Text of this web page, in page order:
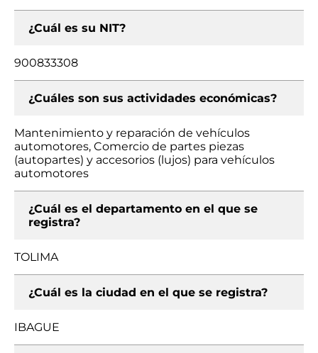
¿Cuál es su NIT?
900833308
¿Cuáles son sus actividades económicas?
Mantenimiento y reparación de vehículos
automotores, Comercio de partes piezas
(autopartes) y accesorios (lujos) para vehículos
automotores
¿Cuál es el departamento en el que se
registra?
TOLIMA
¿Cuál es la ciudad en el que se registra?
IBAGUE